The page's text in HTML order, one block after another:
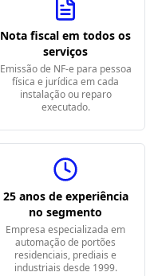
Nota fiscal em todos os
serviços
Emissão de NF-e para pessoa
física e jurídica em cada
instalação ou reparo
executado.
25 anos de experiência
no segmento
Empresa especializada em
automação de portões
residenciais, prediais e
industriais desde 1999.